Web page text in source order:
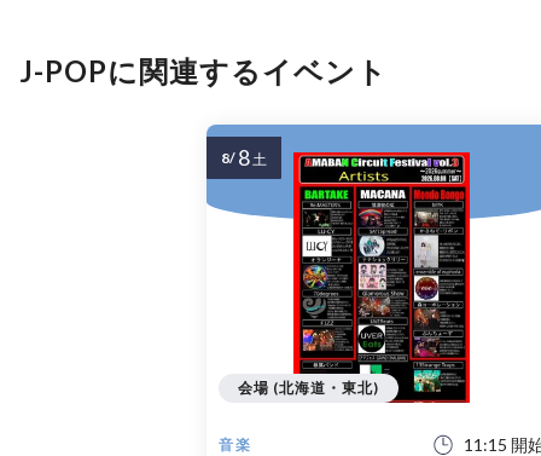
J-POPに関連するイベント
音楽 11:15 開
会場 (北海道・東北)
8/ 8土